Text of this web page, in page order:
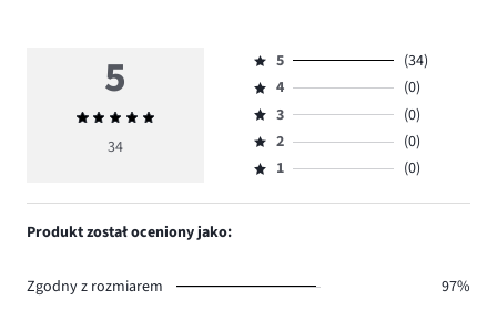
5
Średnia
ocena
34
Ocena
5,
ilość
głosów
34.
5
(34)
Ocena
4,
ilość
głosów
4
(0)
Ocena
3,
ilość
3
(0)
Ocena
2,
2
(0)
Ocena
1,
1 (0)
Produkt został oceniony jako:
Zgodny z rozmiarem
97%